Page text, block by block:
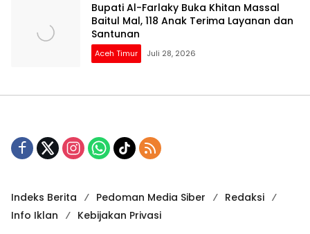
Bupati Al-Farlaky Buka Khitan Massal
Baitul Mal, 118 Anak Terima Layanan dan
Santunan
Aceh Timur Juli 28, 2026
Indeks Berita Pedoman Media Siber
Redaksi
Info Iklan
Kebijakan Privasi